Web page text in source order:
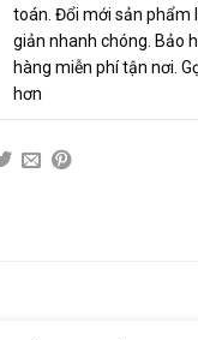
toán. Đổi mới sản phẩm
giản nhanh chóng. Bảo
hàng miễn phí tận nơi.
hơn